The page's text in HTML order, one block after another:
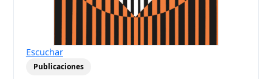
Escuchar
Publicaciones